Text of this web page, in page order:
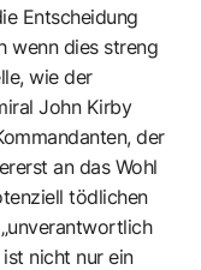
Entscheidung
wenn dies streng
wie der
John Kirby
der
an das Wohl
tödlichen
ist nicht nur ein